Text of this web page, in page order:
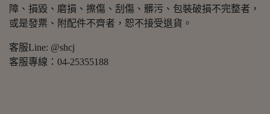
障、損毀、磨損、擦傷、刮傷、髒污、包裝破損不完整者，
或是發票、附配件不齊者，恕不接受退貨。
客服Line: @shcj
客服專線：04-25355188